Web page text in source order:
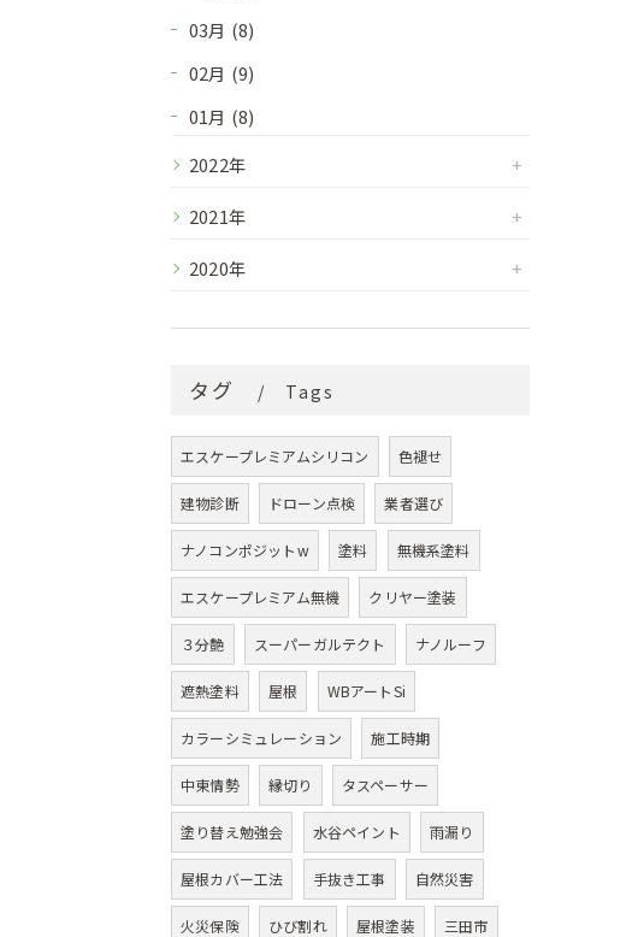
03月 (8)
02月 (9)
01月 (8)
2022年
2021年
2020年
タグ Tags
エスケープレミアムシリコン 色褪せ
建物診断 ドローン点検 業者選び
ナノコンポジットw 塗料 無機系塗料
エスケープレミアム無機 クリヤー塗装
３分艶 スーパーガルテクト ナノルーフ
遮熱塗料 屋根 WBアートSi
カラーシミュレーション 施工時期
中東情勢 縁切り タスペーサー
塗り替え勉強会 水谷ペイント 雨漏り
屋根カバー工法 手抜き工事 自然災害
火災保険 ひび割れ 屋根塗装 三田市